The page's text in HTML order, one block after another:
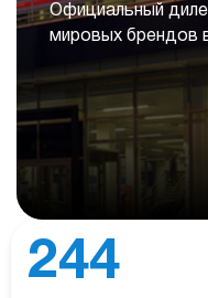
Официальный
мировых брендов
244